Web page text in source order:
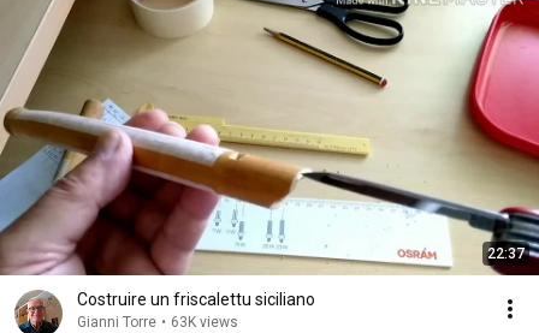
22:37
Costruire un friscalettu siciliano
Gianni Torre • 63K views